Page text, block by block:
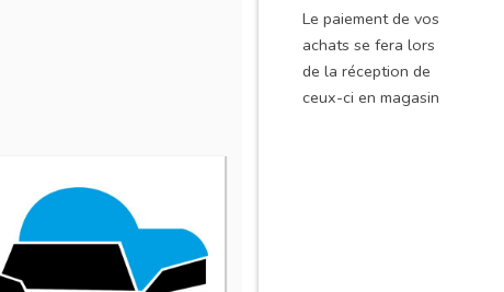
Le paiement de vos
achats se fera lors
de la réception de
ceux-ci en magasin